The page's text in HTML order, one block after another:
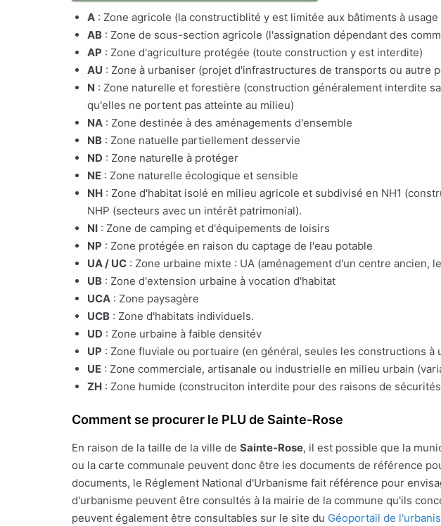
A : Zone agricole (la constructiblité y est limitée aux bâtiments à
AB : Zone de sous-section agricole (l'assignation dépendant des
AP : Zone d'agriculture protégée (toute construction y est interdite)
AU : Zone à urbaniser (projet d'infrastructures de transports ou autre
N : Zone naturelle et forestière (construction généralement interdite
qu'elles ne portent pas atteinte au milieu)
NA : Zone destinée à des aménagements d'ensemble
NB : Zone natuelle partiellement desservie
ND : Zone naturelle à protéger
NE : Zone naturelle écologique et sensible
NH : Zone d'habitat isolé en milieu agricole et subdivisé en NH1
NHP (secteurs avec un intérêt patrimonial).
NI : Zone de camping et d'équipements de loisirs
NP : Zone protégée en raison du captage de l'eau potable
UA / UC : Zone urbaine mixte : UA (aménagement d'un centre
UB : Zone d'extension urbaine à vocation d'habitat
UCA : Zone paysagère
UCB : Zone d'habitats individuels.
UD : Zone urbaine à faible densitév
UP : Zone fluviale ou portuaire (en général, seules les constructions
UE : Zone commerciale, artisanale ou industrielle en milieu urbain
ZH : Zone humide (construciton interdite pour des raisons de
Comment se procurer le PLU de Sainte-Rose
En raison de la taille de la ville de Sainte-Rose, il est possible que la
ou la carte communale peuvent donc être les documents de référence
documents, le Réglement National d'Urbanisme fait référence pour
d'urbanisme peuvent être consultés à la mairie de la commune qu'ils
peuvent également être consultables sur le site du Géoportail de